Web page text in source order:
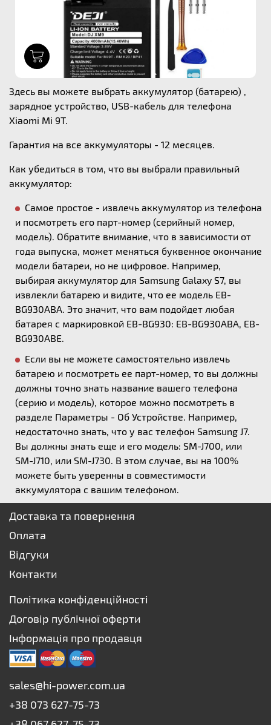
Здесь вы можете выбрать аккумулятор (батарею) ,
зарядное устройство, USB-кабель для телефона
Xiaomi Mi 9T.
Гарантия на все аккумуляторы - 12 месяцев.
Как убедиться в том, что вы выбрали правильный
аккумулятор:
Самое простое - извлечь аккумулятор из телефона
и посмотреть его парт-номер (серийный номер,
модель). Обратите внимание, что в зависимости от
года выпуска, может меняться буквенное окончание
модели батареи, но не цифровое. Например,
выбирая аккумулятор для Samsung Galaxy S7, вы
извлекли батарею и видите, что ее модель EB-
BG930ABA. Это значит, что вам подойдет любая
батарея с маркировкой EB-BG930: EB-BG930ABA, EB-
BG930ABE.
Если вы не можете самостоятельно извлечь
батарею и посмотреть ее парт-номер, то вы должны
должны точно знать название вашего телефона
(серию и модель), которое можно посмотреть в
разделе Параметры - Об Устройстве. Например,
недостаточно знать, что у вас телефон Samsung J7.
Вы должны знать еще и его модель: SM-J700, или
SM-J710, или SM-J730. В этом случае, вы на 100%
можете быть уверенны в совместимости
аккумулятора с вашим телефоном.
Доставка та повернення
Оплата
Відгуки
Контакти
Політика конфіденційності
Договір публічної оферти
Інформація про продавця
sales@hi-power.com.ua
+38 073 627-75-73